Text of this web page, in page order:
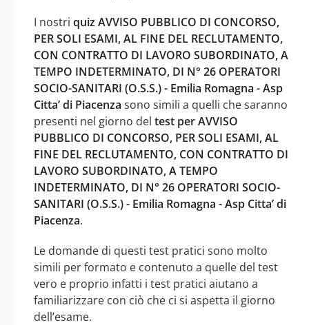
I nostri quiz AVVISO PUBBLICO DI CONCORSO,
PER SOLI ESAMI, AL FINE DEL RECLUTAMENTO,
CON CONTRATTO DI LAVORO SUBORDINATO, A
TEMPO INDETERMINATO, DI N° 26 OPERATORI
SOCIO-SANITARI (O.S.S.) - Emilia Romagna - Asp
Citta’ di Piacenza sono simili a quelli che saranno
presenti nel giorno del test per AVVISO
PUBBLICO DI CONCORSO, PER SOLI ESAMI, AL
FINE DEL RECLUTAMENTO, CON CONTRATTO DI
LAVORO SUBORDINATO, A TEMPO
INDETERMINATO, DI N° 26 OPERATORI SOCIO-
SANITARI (O.S.S.) - Emilia Romagna - Asp Citta’ di
Piacenza.
Le domande di questi test pratici sono molto
simili per formato e contenuto a quelle del test
vero e proprio infatti i test pratici aiutano a
familiarizzare con ciò che ci si aspetta il giorno
dell’esame.